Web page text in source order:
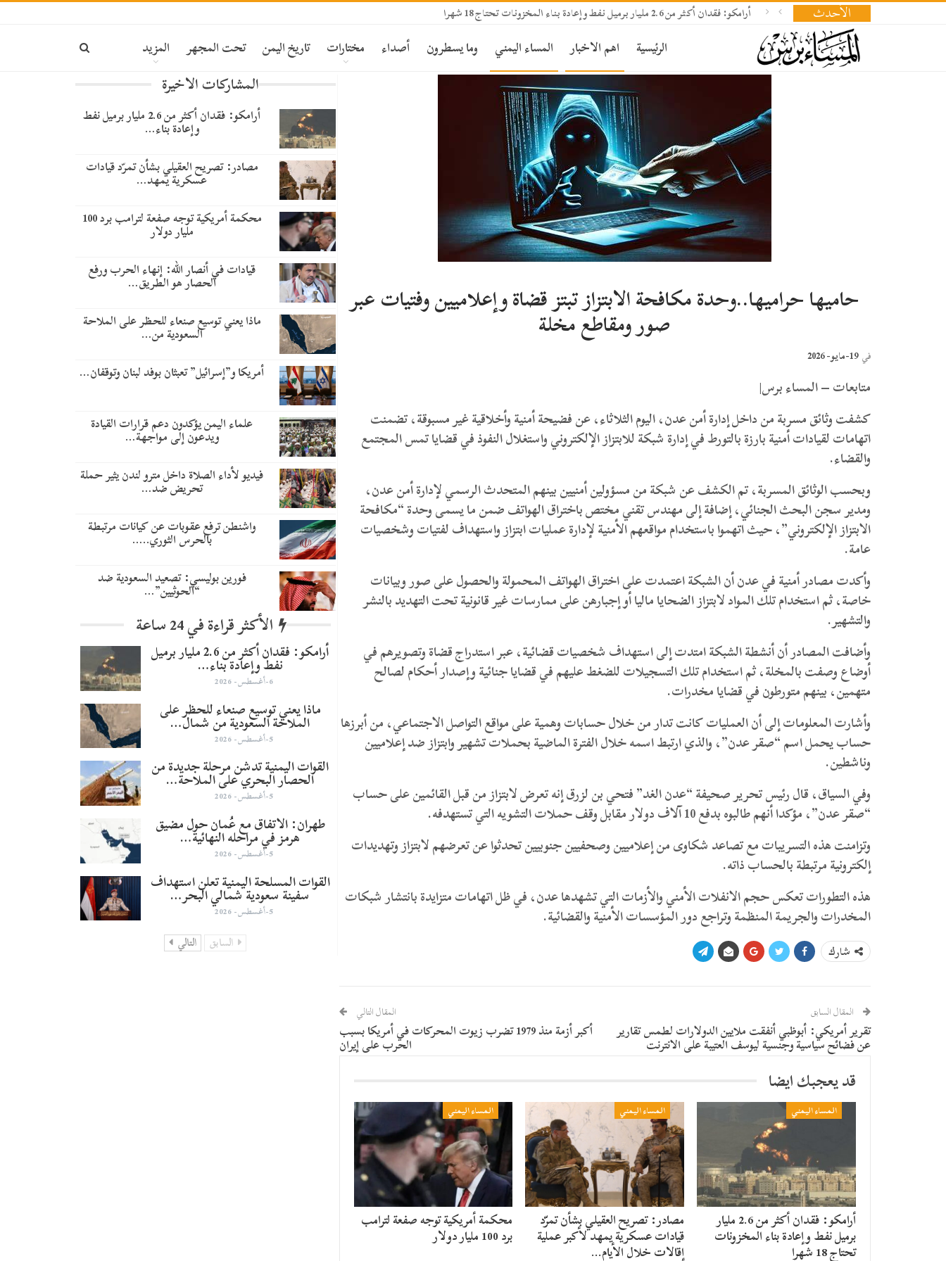
الأحدث أرامكو: فقدان أكثر من 2.6 مليار برميل نفط وإعادة بناء المخزونات تحتاج 18 شهرا
الرئيسية اهم الاخبار المساء اليمني وما يسطرون أصداء مختارات تاريخ اليمن تحت المجهر المزيد
حاميها حراميها..وحدة مكافحة الابتزاز تبتز قضاة وإعلاميين وفتيات عبر
صور ومقاطع مخلة
في 19-مايو- 2026
متابعات – المساء برس|
كشفت وثائق مسربة من داخل إدارة أمن عدن، اليوم الثلاثاء، عن فضيحة أمنية وأخلاقية غير مسبوقة، تضمنت
اتهامات لقيادات أمنية بارزة بالتورط في إدارة شبكة للابتزاز الإلكتروني واستغلال النفوذ في قضايا تمس المجتمع
والقضاء.
وبحسب الوثائق المسربة، تم الكشف عن شبكة من مسؤولين أمنيين بينهم المتحدث الرسمي لإدارة أمن عدن،
ومدير سجن البحث الجنائي، إضافة إلى مهندس تقني مختص باختراق الهواتف ضمن ما يسمى وحدة “مكافحة
الابتزاز الإلكتروني”، حيث اتهموا باستخدام مواقعهم الأمنية لإدارة عمليات ابتزاز واستهداف لفتيات وشخصيات
عامة.
وأكدت مصادر أمنية في عدن أن الشبكة اعتمدت على اختراق الهواتف المحمولة والحصول على صور وبيانات
خاصة، ثم استخدام تلك المواد لابتزاز الضحايا ماليا أو إجبارهن على ممارسات غير قانونية تحت التهديد بالنشر
والتشهير.
وأضافت المصادر أن أنشطة الشبكة امتدت إلى استهداف شخصيات قضائية، عبر استدراج قضاة وتصويرهم في
أوضاع وصفت بالمخلة، ثم استخدام تلك التسجيلات للضغط عليهم في قضايا جنائية وإصدار أحكام لصالح
متهمين، بينهم متورطون في قضايا مخدرات.
وأشارت المعلومات إلى أن العمليات كانت تدار من خلال حسابات وهمية على مواقع التواصل الاجتماعي، من أبرزها
حساب يحمل اسم “صقر عدن”، والذي ارتبط اسمه خلال الفترة الماضية بحملات تشهير وابتزاز ضد إعلاميين
وناشطين.
وفي السياق، قال رئيس تحرير صحيفة “عدن الغد” فتحي بن لزرق إنه تعرض لابتزاز من قبل القائمين على حساب
“صقر عدن”، مؤكدا أنهم طالبوه بدفع 10 آلاف دولار مقابل وقف حملات التشويه التي تستهدفه.
وتزامنت هذه التسريبات مع تصاعد شكاوى من إعلاميين وصحفيين جنوبيين تحدثوا عن تعرضهم لابتزاز وتهديدات
إلكترونية مرتبطة بالحساب ذاته.
هذه التطورات تعكس حجم الانفلات الأمني والأزمات التي تشهدها عدن، في ظل اتهامات متزايدة بانتشار شبكات
المخدرات والجريمة المنظمة وتراجع دور المؤسسات الأمنية والقضائية.
شارك
المقال السابق
تقرير أمريكي: أبوظبي أنفقت ملايين الدولارات لطمس تقارير
عن فضائح سياسية وجنسية ليوسف العتيبة على الانترنت
المقال التالي
أكبر أزمة منذ 1979 تضرب زيوت المحركات في أمريكا بسبب
الحرب على إيران
قد يعجبك ايضا
المساء اليمني
أرامكو: فقدان أكثر من 2.6 مليار
برميل نفط وإعادة بناء المخزونات
تحتاج 18 شهرا
المساء اليمني
مصادر: تصريح العقيلي بشأن تمرّد
قيادات عسكرية يمهد لأكبر عملية
إقالات خلال الأيام…
المساء اليمني
محكمة أمريكية توجه صفعة لترامب
برد 100 مليار دولار
المشاركات الاخيرة
أرامكو: فقدان أكثر من 2.6 مليار برميل نفط
وإعادة بناء…
مصادر: تصريح العقيلي بشأن تمرّد قيادات
عسكرية يمهد…
محكمة أمريكية توجه صفعة لترامب برد 100
مليار دولار
قيادات في أنصار الله: إنهاء الحرب ورفع
الحصار هو الطريق…
ماذا يعني توسيع صنعاء للحظر على الملاحة
السعودية من…
أمريكا و”إسرائيل” تعبثان بوفد لبنان وتوقفان…
علماء اليمن يؤكدون دعم قرارات القيادة
ويدعون إلى مواجهة…
فيديو لأداء الصلاة داخل مترو لندن يثير حملة
تحريض ضد…
واشنطن ترفع عقوبات عن كيانات مرتبطة
بالحرس الثوري..…
​فورين بوليسي: تصعيد السعودية ضد
“الحوثيين”…
الأكثر قراءة في 24 ساعة
أرامكو: فقدان أكثر من 2.6 مليار برميل
نفط وإعادة بناء…
6-أغسطس- 2026
ماذا يعني توسيع صنعاء للحظر على
الملاحة السعودية من شمال…
5-أغسطس- 2026
القوات اليمنية تدشن مرحلة جديدة من
الحصار البحري على الملاحة…
5-أغسطس- 2026
طهران: الاتفاق مع عُمان حول مضيق
هرمز في مراحله النهائية…
5-أغسطس- 2026
القوات المسلحة اليمنية تعلن استهداف
سفينة سعودية شمالي البحر…
5-أغسطس- 2026
السابق التالي